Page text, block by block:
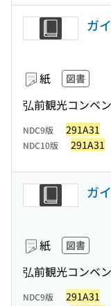
ガ
紙 図書
弘前観光コンベ
NDC9版 291A31
NDC10版 291A31
ガ
紙 図書
弘前観光コンベ
NDC9版 291A31